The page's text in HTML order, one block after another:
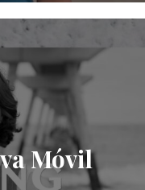
Móvil